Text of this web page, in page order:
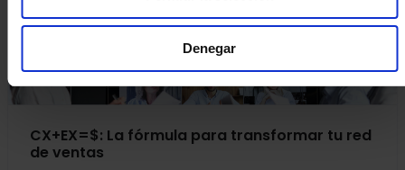
Denegar
CX+EX=$: La fórmula para transformar tu red
de ventas